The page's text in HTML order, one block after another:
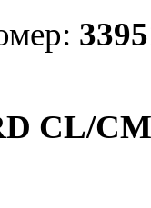
CL/